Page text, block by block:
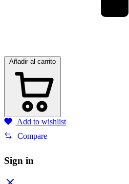
Añadir al carrito
Add to wishlist
Compare
Sign in